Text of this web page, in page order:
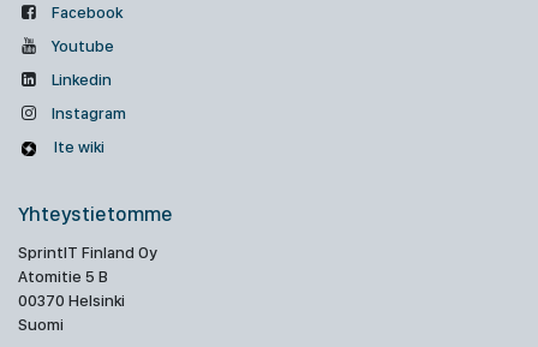
Facebook
Youtube
Linkedin
Instagram
Ite wiki
Yhteystietomme
SprintIT Finland Oy
Atomitie 5 B
00370 Helsinki
Suomi